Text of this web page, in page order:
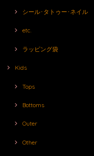
シール･タトゥー･ネイル
etc.
ラッピング袋
Kids
Tops
Bottoms
Outer
Other